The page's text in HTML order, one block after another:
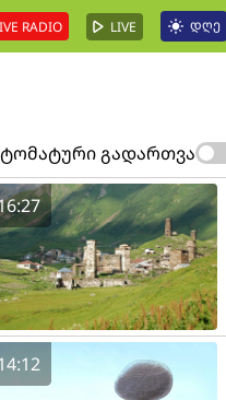
RADIO LIVE დღე
გადართვა